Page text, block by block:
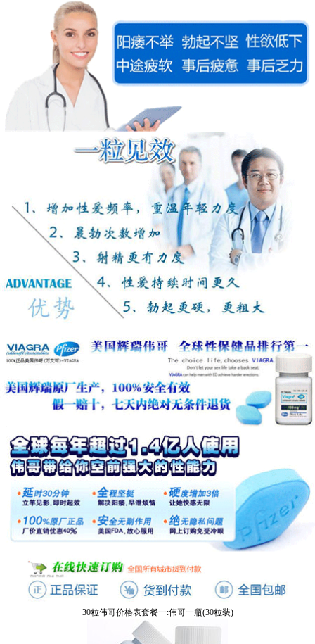
30粒伟哥价格表套餐一:伟哥一瓶(30粒装)